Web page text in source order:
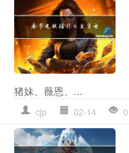
猪妹、薇恩、...
cjp 02-14 0